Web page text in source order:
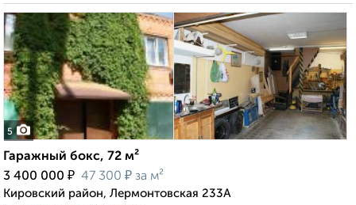
5
Гаражный бокс, 72 м²
3 400 000 ₽ 47 300 ₽ за м²
Кировский район, Лермонтовская 233А